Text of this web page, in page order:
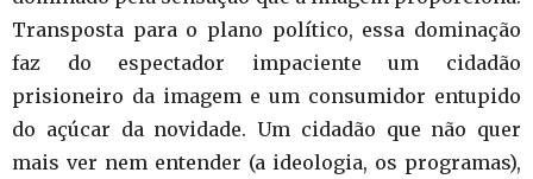
Transposta para o plano político, essa dominação
faz do espectador impaciente um cidadão
prisioneiro da imagem e um consumidor entupido
do açúcar da novidade. Um cidadão que não quer
mais ver nem entender (a ideologia, os programas),